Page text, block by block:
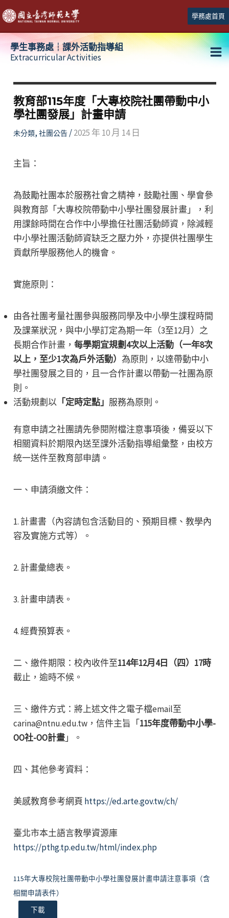
跳
至
主
學務處首頁
學生事務處┆課外活動指導組
Extracurricular Activities
教育部115年度「大專校院社團帶動中小
學社團發展」計畫申請
未分類, 社團公告/2025 年 10 月 14 日
主旨：
為鼓勵社團本於服務社會之精神，鼓勵社團、學會參
與教育部「大專校院帶動中小學社團發展計畫」，利
用課餘時間在合作中小學擔任社團活動師資，除減輕
中小學社團活動師資缺乏之壓力外，亦提供社團學生
貢獻所學服務他人的機會。
實施原則：
由各社團考量社團參與服務同學及中小學生課程時間
及課業狀況，與中小學訂定為期一年（3至12月）之
長期合作計畫， 每學期宜規劃4次以上活動（一年8次
以上，至少1次為戶外活動） 為原則，以達帶動中小
學社團發展之目的，且一合作計畫以帶動一社團為原
則。
活動規劃以「定時定點」 服務為原則。
有意申請之社團請先參閱附檔注意事項後，備妥以下
相關資料於期限內送至課外活動指導組彙整，由校方
統一送件至教育部申請。
一、申請須繳文件：
1. 計畫書（內容請包含活動目的、預期目標、教學內
容及實施方式等）。
2. 計畫彙總表。
3. 計畫申請表。
4. 經費預算表。
二、繳件期限：校內收件至114年12月4日（四）17時
截止，逾時不候。
三、繳件方式：將上述文件之電子檔email至
carina@ntnu.edu.tw，信件主旨「115年度帶動中小學-
OO社-OO計畫」。
四、其他參考資料：
美感教育參考網頁 https://ed.arte.gov.tw/ch/
臺北市本土語言教學資源庫
https://pthg.tp.edu.tw/html/index.php
115年大專校院社團帶動中小學社團發展計畫申請注意事項（含
相關申請表件）
下載